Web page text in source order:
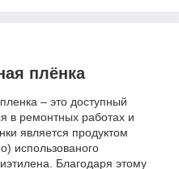
плёнка
– это доступный
в ремонтных работах и
является продуктом
использованого
Благодаря этому